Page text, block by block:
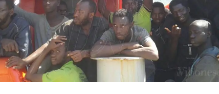
EVENTI
SPORT
Streaming
LAC TV